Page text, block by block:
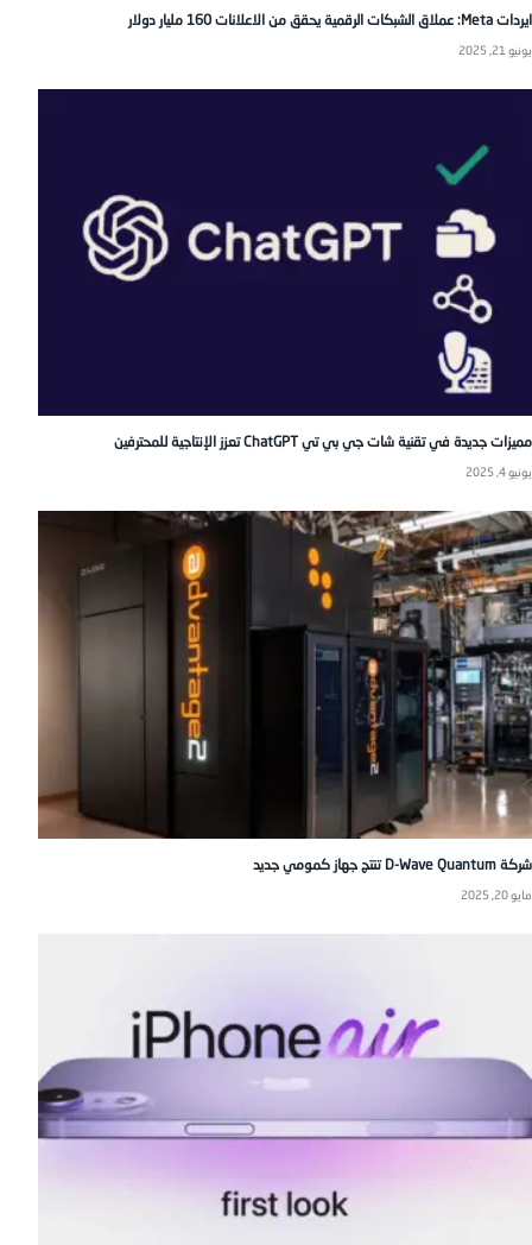
ايردات Meta: عملاق الشبكات الرقمية يحقق من الاعلانات 160 مليار دولار
يونيو 21, 2025
مميزات جديدة في تقنية شات جي بي تي ChatGPT تعزز الإنتاجية للمحترفين
يونيو 4, 2025
شركة D-Wave Quantum تنتج جهاز كمومي جديد
مايو 20, 2025